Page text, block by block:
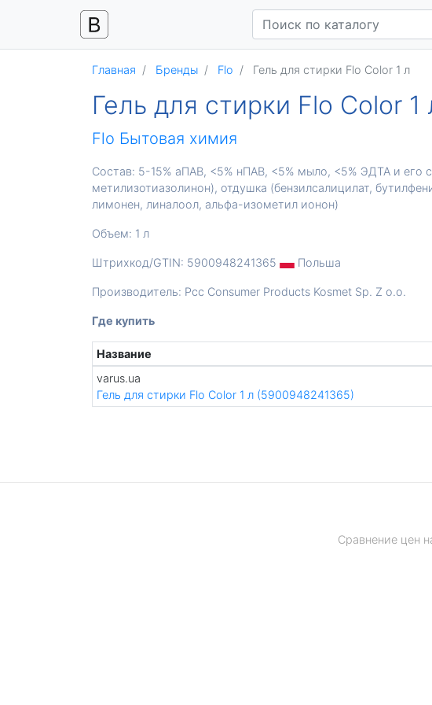
Главная Бренды Flo Гель для стирки Flo Color 1 л
Гель для стирки Flo Color
Flo Бытовая химия
Состав: 5-15% аПАВ, <5% нПАВ, <5% мыло, <5% ЭДТА и его
метилизотиазолинон), отдушка (бензилсалицилат,
лимонен, линалоол, альфа-изометил ионон)
Объем: 1 л
Штрихкод/GTIN: 5900948241365 Польша
Производитель: Pcc Consumer Products Kosmet Sp. Z o.o.
Где купить
Название
varus.ua
Гель для стирки Flo Color 1 л (5900948241365)
Сравнение цен